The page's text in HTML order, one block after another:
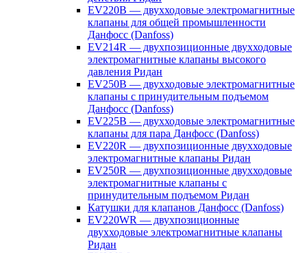
EV220B — двухходовые электромагнитные
клапаны для общей промышленности
Данфосс (Danfoss)
EV214R — двухпозиционные двухходовые
электромагнитные клапаны высокого
давления Ридан
EV250B — двухходовые электромагнитные
клапаны с принудительным подъемом
Данфосс (Danfoss)
EV225B — двухходовые электромагнитные
клапаны для пара Данфосс (Danfoss)
EV220R — двухпозиционные двухходовые
электромагнитные клапаны Ридан
EV250R — двухпозиционные двухходовые
электромагнитные клапаны с
принудительным подъемом Ридан
Катушки для клапанов Данфосс (Danfoss)
EV220WR — двухпозиционные
двухходовые электромагнитные клапаны
Ридан